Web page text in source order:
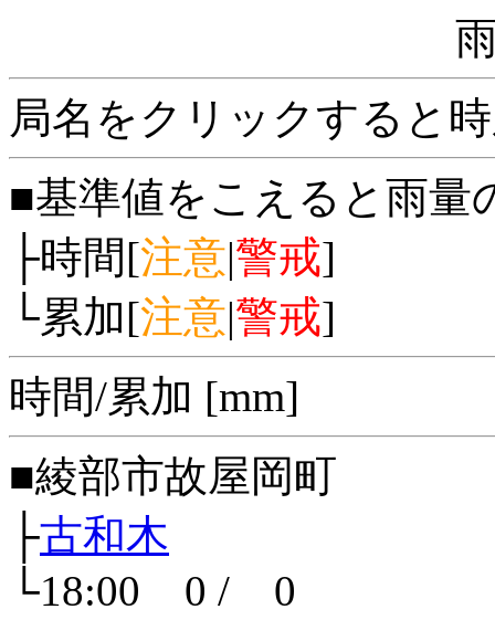
局名をクリックすると
■基準値をこえると雨量
├時間[注意|警戒]
└累加[注意|警戒]
時間/累加 [mm]
■綾部市故屋岡町
├古和木
└18:00 0 / 0